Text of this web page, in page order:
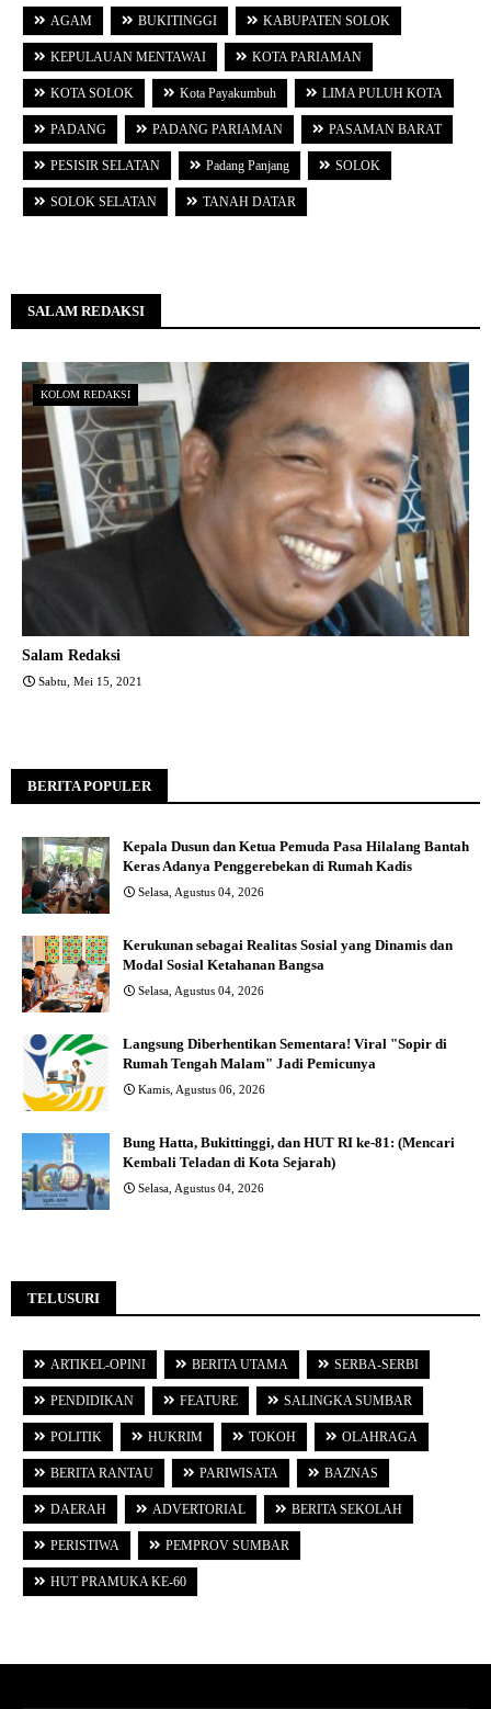
AGAM BUKITINGGI KABUPATEN SOLOK
KEPULAUAN MENTAWAI KOTA PARIAMAN
KOTA SOLOK Kota Payakumbuh LIMA PULUH KOTA
PADANG PADANG PARIAMAN PASAMAN BARAT
PESISIR SELATAN Padang Panjang SOLOK
SOLOK SELATAN TANAH DATAR
SALAM REDAKSI
KOLOM REDAKSI
Salam Redaksi
Sabtu, Mei 15, 2021
BERITA POPULER
Kepala Dusun dan Ketua Pemuda Pasa Hilalang Bantah
Keras Adanya Penggerebekan di Rumah Kadis
Selasa, Agustus 04, 2026
Kerukunan sebagai Realitas Sosial yang Dinamis dan
Modal Sosial Ketahanan Bangsa
Selasa, Agustus 04, 2026
Langsung Diberhentikan Sementara! Viral "Sopir di
Rumah Tengah Malam" Jadi Pemicunya
Kamis, Agustus 06, 2026
Bung Hatta, Bukittinggi, dan HUT RI ke-81: (Mencari
Kembali Teladan di Kota Sejarah)
Selasa, Agustus 04, 2026
TELUSURI
ARTIKEL-OPINI BERITA UTAMA SERBA-SERBI
PENDIDIKAN FEATURE SALINGKA SUMBAR
POLITIK HUKRIM TOKOH OLAHRAGA
BERITA RANTAU PARIWISATA BAZNAS
DAERAH ADVERTORIAL BERITA SEKOLAH
PERISTIWA PEMPROV SUMBAR
HUT PRAMUKA KE-60